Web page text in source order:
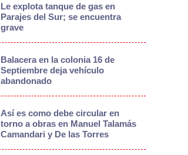
Le explota tanque de gas en
Parajes del Sur; se encuentra
grave
Balacera en la colonia 16 de
Septiembre deja vehículo
abandonado
Así es como debe circular en
torno a obras en Manuel Talamás
Camandari y De las Torres